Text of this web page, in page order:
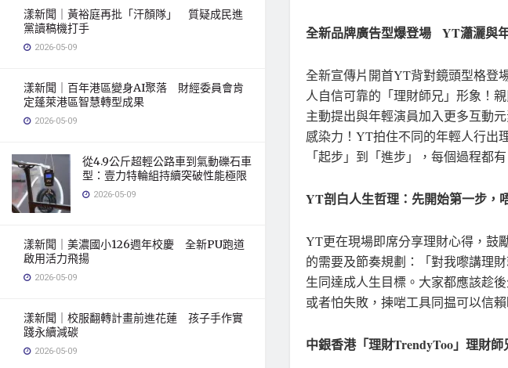
漾新聞｜黃裕庭再批「汗顏隊」 質疑成民進
黨讀稿機打手
2026-05-09
漾新聞｜百年港區變身AI聚落 財經委員會肯
定蓬萊港區智慧轉型成果
2026-05-09
從4.9公斤超輕公路車到氣動礫石車
型：壹力特輪組持續突破性能極限
2026-05-09
漾新聞｜美濃國小126週年校慶 全新PU跑道
啟用活力飛揚
2026-05-09
漾新聞｜校服翻轉計畫前進花蓮 孩子手作實
踐永續減碳
2026-05-09
全新品牌廣告型爆登場 YT瀟灑與
全新宣傳片開首YT背對鏡頭型格登
人自信可靠的「理財師兄」形象！
主動提出與年輕演員加入更多互動
感染力！YT拍住不同的年輕人行出
「起步」到「進步」，每個過程都
YT剖白人生哲理：先開始第一步，
YT更在現場即席分享理財心得，鼓
的需要及節奏規劃：「對我嚟講理
生同達成人生目標。大家都應該趁
或者怕失敗，揀啱工具同揾可以信
中銀香港「理財TrendyToo」理財